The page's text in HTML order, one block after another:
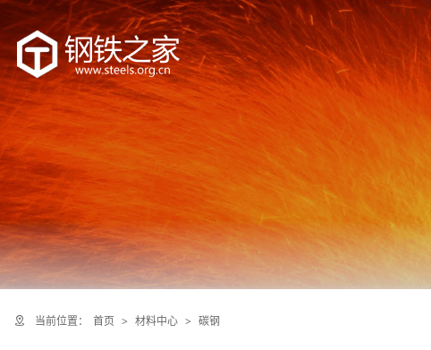
当前位置： 首页 > 材料中心 > 碳钢